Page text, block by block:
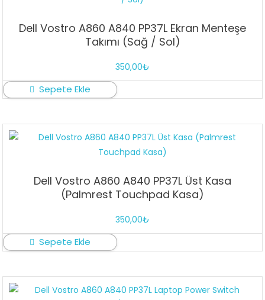
Dell Vostro A860 A840 PP37L Ekran Menteşe
Takımı (Sağ / Sol)
350,00₺
Sepete Ekle
Dell Vostro A860 A840 PP37L Üst Kasa
(Palmrest Touchpad Kasa)
350,00₺
Sepete Ekle